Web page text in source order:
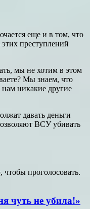
еще и в том, что
преступлений
мы не хотим в этом
Мы знаем, что
никакие другие
давать деньги
ВСУ убивать
чтобы проголосовать.
чуть не убила!»